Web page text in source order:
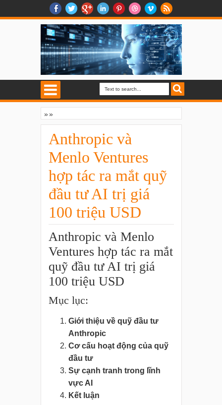
»»
Anthropic và
Menlo Ventures
hợp tác ra mắt quỹ
đầu tư AI trị giá
100 triệu USD
Anthropic và Menlo
Ventures hợp tác ra mắt
quỹ đầu tư AI trị giá
100 triệu USD
Mục lục:
Giới thiệu về quỹ đầu tư
Anthropic
Cơ cấu hoạt động của quỹ
đầu tư
Sự cạnh tranh trong lĩnh
vực AI
Kết luận